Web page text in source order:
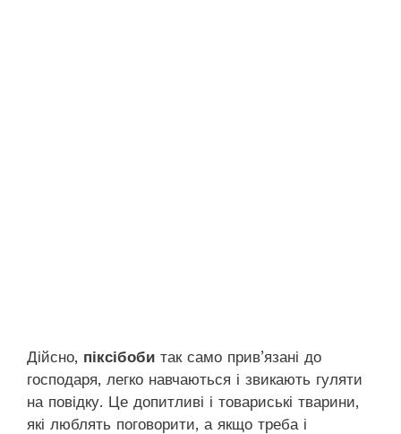
Дійсно, піксібоби так само прив’язані до
господаря, легко навчаються і звикають гуляти
на повідку. Це допитливі і товариські тварини,
які люблять поговорити, а якщо треба і